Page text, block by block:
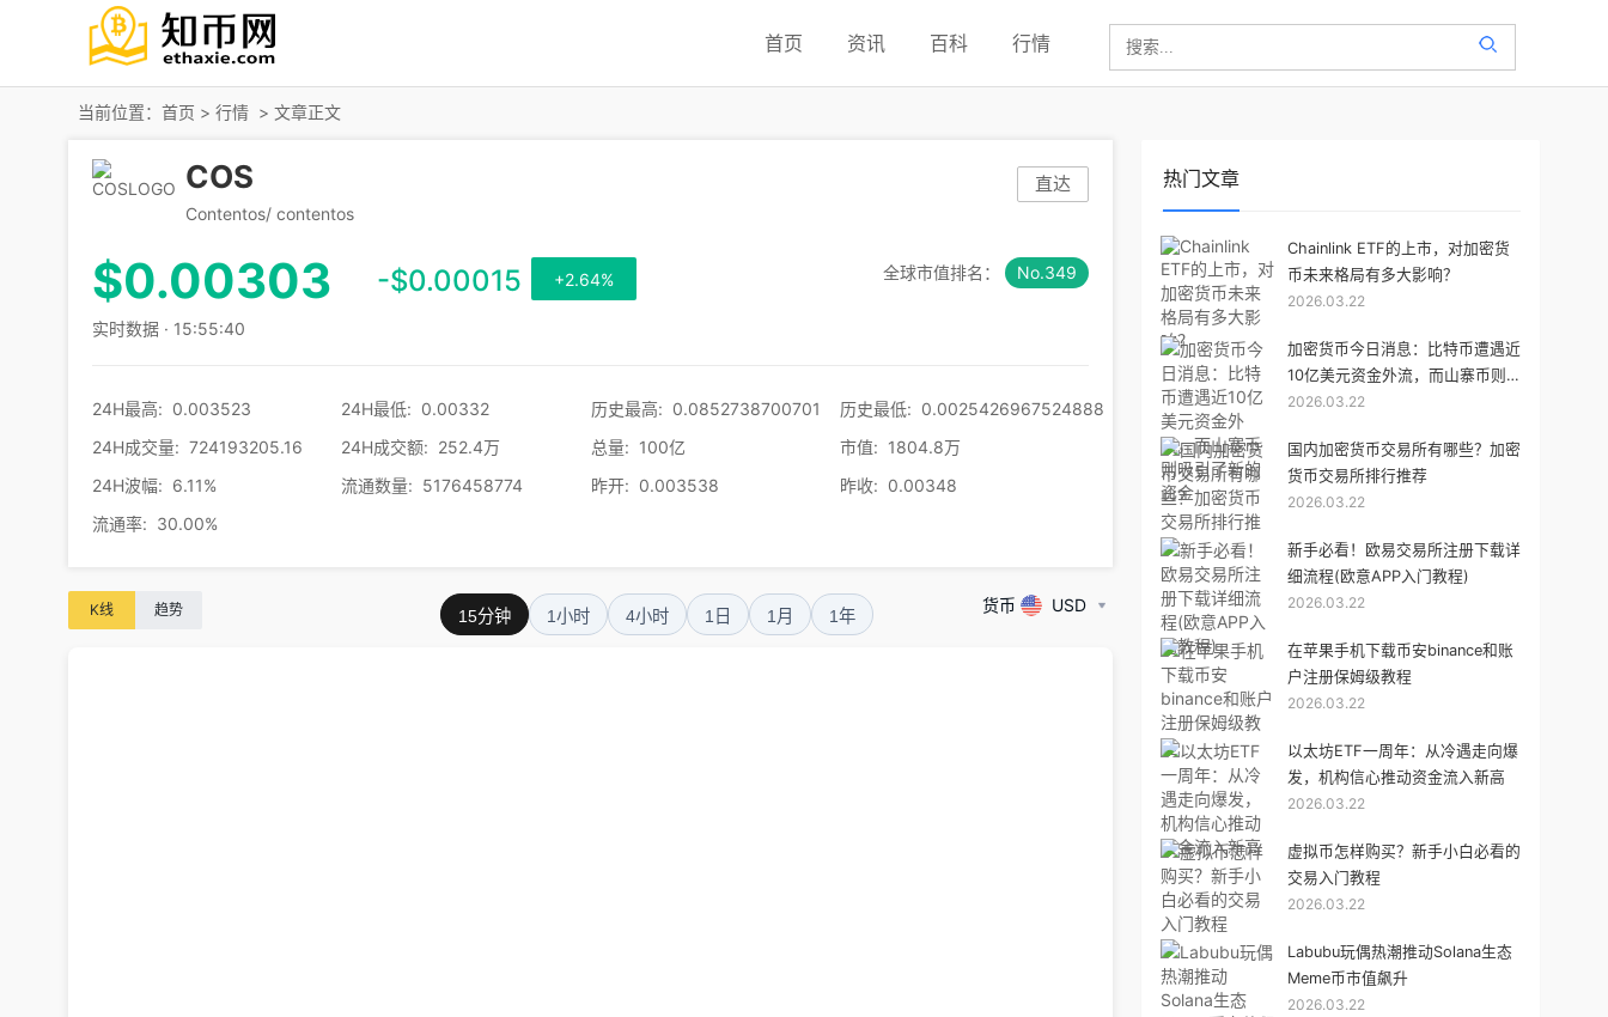
首页 资讯 百科 行情
当前位置： 首页 > 行情 > 文章正文
COS
Contentos/ contentos
直达
$0.00303 -$0.00015 +2.64% 全球市值排名： No.349
实时数据 · 15:55:40
24H最高: 0.003523 24H最低: 0.00332 历史最高: 0.0852738700701 历史最低: 0.0025426967524888
24H成交量: 724193205.16 24H成交额: 252.4万 总量: 100亿 市值: 1804.8万
24H波幅: 6.11% 流通数量: 5176458774 昨开: 0.003538 昨收: 0.00348
流通率: 30.00%
K线 趋势 15分钟 1小时 4小时 1日 1月 1年
货币 USD
热门文章
Chainlink ETF的上市，对加密货
币未来格局有多大影响？
2026.03.22
加密货币今日消息：比特币遭遇近
10亿美元资金外流，而山寨币则
吸引了新的资金
2026.03.22
国内加密货币交易所有哪些？加密
货币交易所排行推荐
2026.03.22
新手必看！欧易交易所注册下载详
细流程(欧意APP入门教程)
2026.03.22
在苹果手机下载币安binance和账
户注册保姆级教程
2026.03.22
以太坊ETF一周年：从冷遇走向爆
发，机构信心推动资金流入新高
2026.03.22
虚拟币怎样购买？新手小白必看的
交易入门教程
2026.03.22
Labubu玩偶热潮推动Solana生态
Meme币市值飙升
2026.03.22